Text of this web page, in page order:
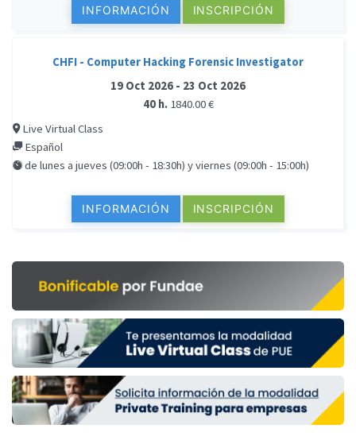
INFORMACIÓN INSCRIPCIÓN
CHFI - Computer Hacking Forensic Investigator
19 Oct 2026 - 23 Oct 2026
40 h. 1840.00 €
Live Virtual Class
Español
de lunes a jueves (09:00h - 18:30h) y viernes (09:00h - 15:00h)
INFORMACIÓN INSCRIPCIÓN